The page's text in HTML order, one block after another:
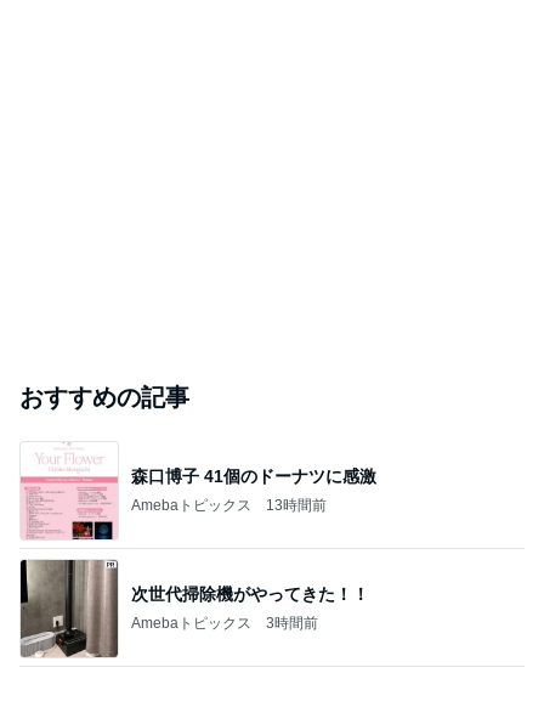
おすすめの記事
森口博子 41個のドーナツに感激
Amebaトピックス 13時間前
次世代掃除機がやってきた！！
Amebaトピックス 3時間前